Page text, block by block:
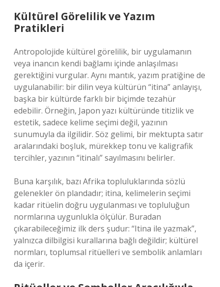
Kültürel Görelilik ve Yazım
Pratikleri
Antropolojide kültürel görelilik, bir uygulamanın
veya inancın kendi bağlamı içinde anlaşılması
gerektiğini vurgular. Aynı mantık, yazım pratiğine de
uygulanabilir: bir dilin veya kültürün “itina” anlayışı,
başka bir kültürde farklı bir biçimde tezahür
edebilir. Örneğin, Japon yazı kültüründe titizlik ve
estetik, sadece kelime seçimi değil, yazının
sunumuyla da ilgilidir. Söz gelimi, bir mektupta satır
aralarındaki boşluk, mürekkep tonu ve kaligrafik
tercihler, yazının “itinalı” sayılmasını belirler.
Buna karşılık, bazı Afrika topluluklarında sözlü
gelenekler ön plandadır; itina, kelimelerin seçimi
kadar ritüelin doğru uygulanması ve topluluğun
normlarına uygunlukla ölçülür. Buradan
çıkarabileceğimiz ilk ders şudur: “Itina ile yazmak”,
yalnızca dilbilgisi kurallarına bağlı değildir; kültürel
normları, toplumsal ritüelleri ve sembolik anlamları
da içerir.